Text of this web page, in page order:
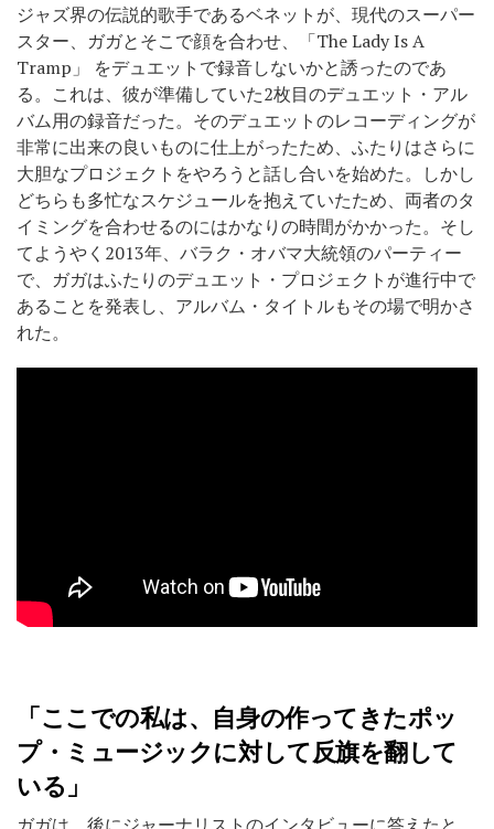
ジャズ界の伝説的歌手であるベネットが、現代のスーパー
スター、ガガとそこで顔を合わせ、「The Lady Is A
Tramp」 をデュエットで録音しないかと誘ったのであ
る。これは、彼が準備していた2枚目のデュエット・アル
バム用の録音だった。そのデュエットのレコーディングが
非常に出来の良いものに仕上がったため、ふたりはさらに
大胆なプロジェクトをやろうと話し合いを始めた。しかし
どちらも多忙なスケジュールを抱えていたため、両者のタ
イミングを合わせるのにはかなりの時間がかかった。そし
てようやく2013年、バラク・オバマ大統領のパーティー
で、ガガはふたりのデュエット・プロジェクトが進行中で
あることを発表し、アルバム・タイトルもその場で明かさ
れた。
「ここでの私は、自身の作ってきたポッ
プ・ミュージックに対して反旗を翻して
いる」